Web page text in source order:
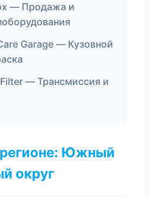
— Продажа и
Garage — Кузовной
— Трансмиссия и
Южный
округ